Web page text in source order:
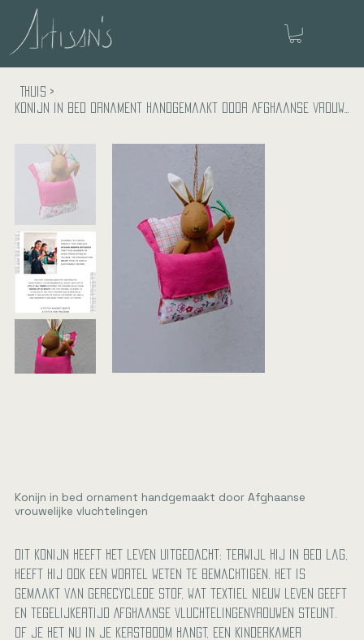
Thuis >
Konijn in bed ornament handgemaakt door Afghaanse vrouwelijke vluchtelingen
Konijn in bed ornament handgemaakt door Afghaanse
vrouwelijke vluchtelingen
Dit konijn heeft het leven uitgedacht: terwijl hij in bed lag,
heeft hij ook een wortel weten te bemachtigen. Het is
gemaakt van gerecyclede stof, wat textiel nieuw leven geeft
en tegelijkertijd Afghaanse vluchtelingenvrouwen steunt.
Of je het nu in je kerstboom hangt, een kinderkamer